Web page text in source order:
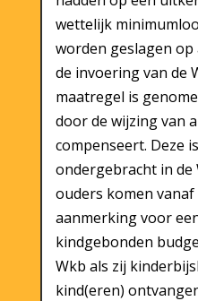
wettelijk
worden geslagen
de invoering van de
maatregel is
door de wijzing van
compenseert. Deze
ondergebracht in de
ouders komen
aanmerking voor
kindgebonden
Wkb als zij
kind(eren)